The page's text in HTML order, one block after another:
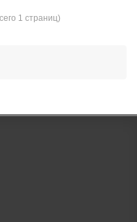
1 страниц)